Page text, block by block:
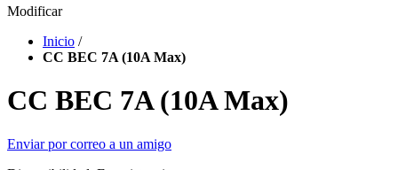
Modificar
Inicio /
CC BEC 7A (10A Max)
CC BEC 7A (10A Max)
Enviar por correo a un amigo